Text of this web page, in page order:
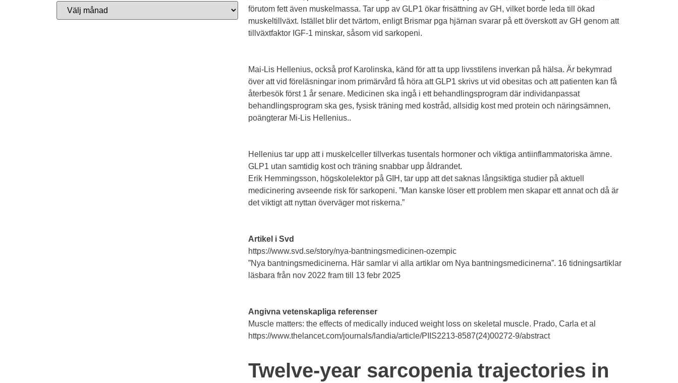
förutom fett även muskelmassa. Tar upp av GLP1 ökar frisättning av GH, vilket borde leda till ökad
muskeltillväxt. Istället blir det tvärtom, enligt Brismar pga hjärnan svarar på ett överskott av GH genom att
tillväxtfaktor IGF-1 minskar, såsom vid sarkopeni.
Mai-Lis Hellenius, också prof Karolinska, känd för att ta upp livsstilens inverkan på hälsa. Är bekymrad
över att vid föreläsningar inom primärvård få höra att GLP1 skrivs ut vid obesitas och att patienten kan få
återbesök först 1 år senare. Medicinen ska ingå i ett behandlingsprogram där individanpassat
behandlingsprogram ska ges, fysisk träning med kostråd, allsidig kost med protein och näringsämnen,
poängterar Mi-Lis Hellenius..
Hellenius tar upp att i muskelceller tillverkas tusentals hormoner och viktiga antiinflammatoriska ämne.
GLP1 utan samtidig kost och träning snabbar upp åldrandet.
Erik Hemmingsson, högskolelektor på GIH, tar upp att det saknas långsiktiga studier på aktuell
medicinering avseende risk för sarkopeni. ”Man kanske löser ett problem men skapar ett annat och då är
det viktigt att nyttan överväger mot riskerna.”
Artikel i Svd
https://www.svd.se/story/nya-bantningsmedicinen-ozempic
”Nya bantningsmedicinerna. Här samlar vi alla artiklar om Nya bantningsmedicinerna”. 16 tidningsartiklar
läsbara från nov 2022 fram till 13 febr 2025
Angivna vetenskapliga referenser
Muscle matters: the effects of medically induced weight loss on skeletal muscle. Prado, Carla et al
https://www.thelancet.com/journals/landia/article/PIIS2213-8587(24)00272-9/abstract
Twelve-year sarcopenia trajectories in